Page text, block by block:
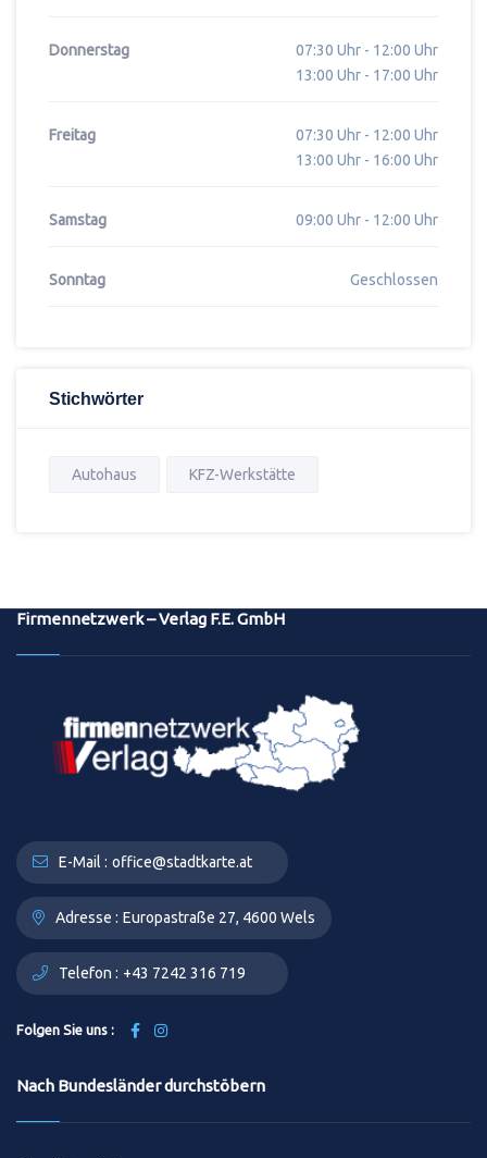
Donnerstag
07:30 Uhr - 12:00 Uhr
13:00 Uhr - 17:00 Uhr
Freitag
07:30 Uhr - 12:00 Uhr
13:00 Uhr - 16:00 Uhr
Samstag 09:00 Uhr - 12:00 Uhr
Sonntag Geschlossen
Stichwörter
Autohaus KFZ-Werkstätte
Firmennetzwerk – Verlag F.E. GmbH
E-Mail : office@stadtkarte.at
Adresse : Europastraße 27, 4600 Wels
Telefon : +43 7242 316 719
Folgen Sie uns :
Nach Bundesländer durchstöbern